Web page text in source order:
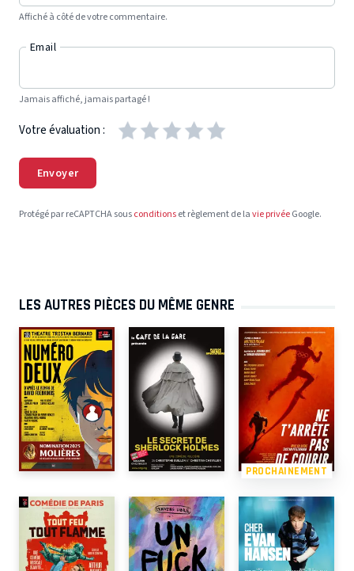
Affiché à côté de votre commentaire.
Email
Jamais affiché, jamais partagé !
Votre évaluation :
Envoyer
Protégé par reCAPTCHA sousconditionset règlement de lavie privéeGoogle.
LES AUTRES PIÈCES DU MÊME GENRE
PROCHAINEMENT